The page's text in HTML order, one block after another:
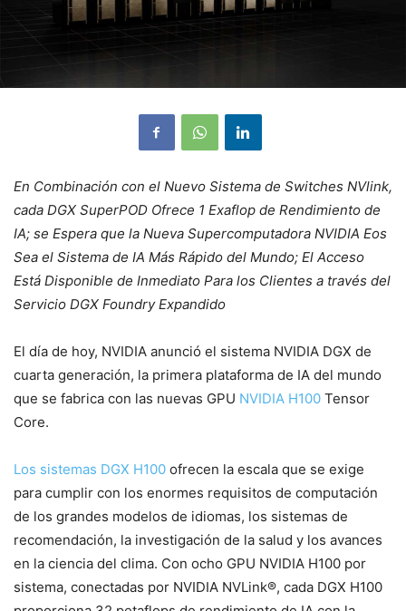
En Combinación con el Nuevo Sistema de Switches NVlink,
cada DGX SuperPOD Ofrece 1 Exaflop de Rendimiento de
IA; se Espera que la Nueva Supercomputadora NVIDIA Eos
Sea el Sistema de IA Más Rápido del Mundo; El Acceso
Está Disponible de Inmediato Para los Clientes a través del
Servicio DGX Foundry Expandido
El día de hoy, NVIDIA anunció el sistema NVIDIA DGX de
cuarta generación, la primera plataforma de IA del mundo
que se fabrica con las nuevas GPU NVIDIA H100 Tensor
Core.
Los sistemas DGX H100 ofrecen la escala que se exige
para cumplir con los enormes requisitos de computación
de los grandes modelos de idiomas, los sistemas de
recomendación, la investigación de la salud y los avances
en la ciencia del clima. Con ocho GPU NVIDIA H100 por
sistema, conectadas por NVIDIA NVLink®, cada DGX H100